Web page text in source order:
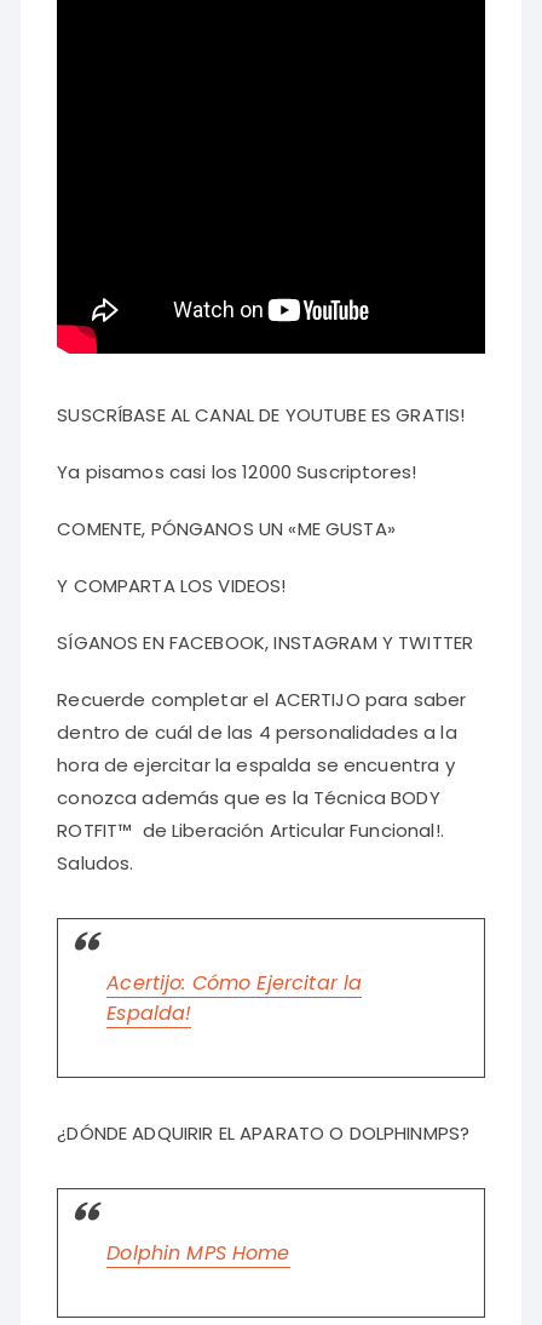
SUSCRÍBASE AL CANAL DE YOUTUBE ES GRATIS!
Ya pisamos casi los 12000 Suscriptores!
COMENTE, PÓNGANOS UN «ME GUSTA»
Y COMPARTA LOS VIDEOS!
SÍGANOS EN FACEBOOK, INSTAGRAM Y TWITTER
Recuerde completar el ACERTIJO para saber
dentro de cuál de las 4 personalidades a la
hora de ejercitar la espalda se encuentra y
conozca además que es la Técnica BODY
ROTFIT™ de Liberación Articular Funcional!.
Saludos.
Acertijo: Cómo Ejercitar la
Espalda!
¿DÓNDE ADQUIRIR EL APARATO O DOLPHINMPS?
Dolphin MPS Home